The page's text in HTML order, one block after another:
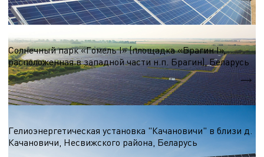
55,6 МВт
Солнечный парк «Гомель I» (площадка «Брагин I»,
расположенная в западной части н.п. Брагин), Беларусь
Nэл.
4,2 МВт
Гелиоэнергетическая установка "Качановичи" в близи д.
Качановичи, Несвижского района, Беларусь